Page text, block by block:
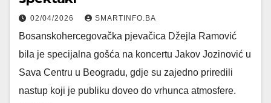
02/04/2026 SMARTINFO.BA
Bosanskohercegovačka pjevačica Džejla Ramović
bila je specijalna gošća na koncertu Jakov Jozinović u
Sava Centru u Beogradu, gdje su zajedno priredili
nastup koji je publiku doveo do vrhunca atmosfere.